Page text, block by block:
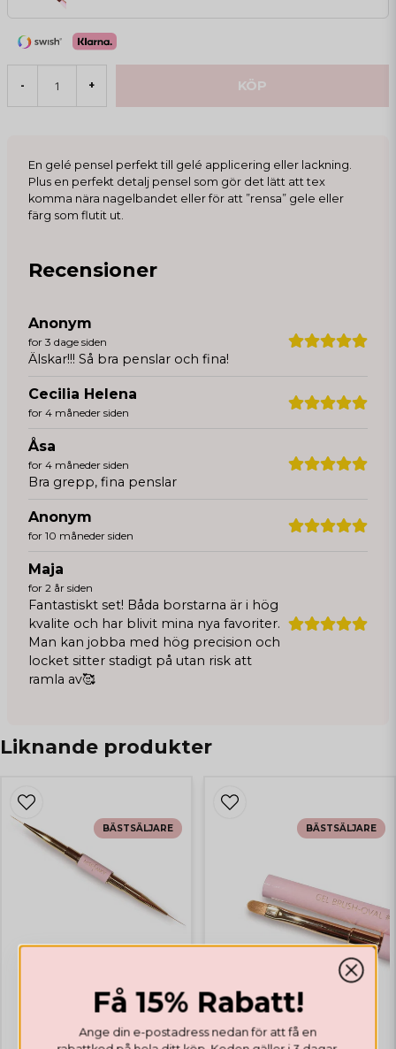
- + KÖP
En gelé pensel perfekt till gelé applicering eller lackning.
Plus en perfekt detalj pensel som gör det lätt att tex
komma nära nagelbandet eller för att ”rensa” gele eller
färg som flutit ut.
Recensioner
Anonym
for 3 dage siden
Älskar!!! Så bra penslar och fina!
Cecilia Helena
for 4 måneder siden
Åsa
for 4 måneder siden
Bra grepp, fina penslar
Anonym
for 10 måneder siden
Maja
for 2 år siden
Fantastiskt set! Båda borstarna är i hög
kvalite och har blivit mina nya favoriter.
Man kan jobba med hög precision och
locket sitter stadigt på utan risk att
ramla av🥰
Liknande produkter
BÄSTSÄLJARE BÄSTSÄLJARE
Få 15% Rabatt!
Ange din e-postadress nedan för att få en